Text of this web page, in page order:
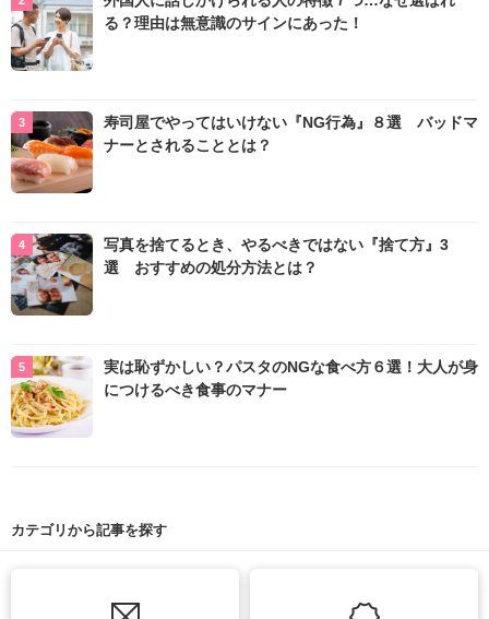
る？理由は無意識のサインにあった！
寿司屋でやってはいけない『NG行為』８選 バッドマ
ナーとされることとは？
写真を捨てるとき、やるべきではない『捨て方』3
選 おすすめの処分方法とは？
実は恥ずかしい？パスタのNGな食べ方６選！大人が身
につけるべき食事のマナー
カテゴリから記事を探す